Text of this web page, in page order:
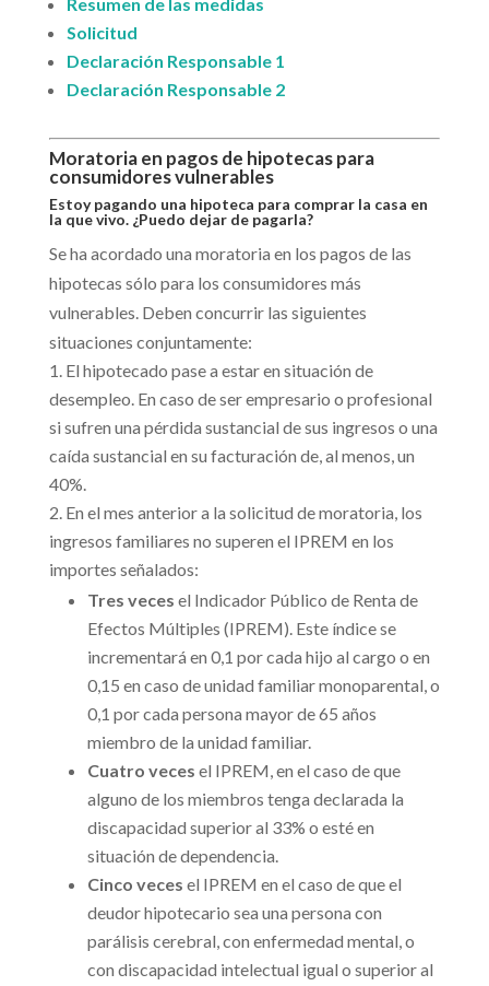
Solicitud
Declaración Responsable 1
Declaración Responsable 2
Moratoria en pagos de hipotecas para
consumidores vulnerables
Estoy pagando una hipoteca para comprar la casa en
la que vivo. ¿Puedo dejar de pagarla?
Se ha acordado una moratoria en los pagos de las
hipotecas sólo para los consumidores más
vulnerables. Deben concurrir las siguientes
situaciones conjuntamente:
­El hipotecado pase a estar en situación de
desempleo. En caso de ser empresario o profesional
si sufren una pérdida sustancial de sus ingresos o una
caída sustancial en su facturación de, al menos, un
40%.
En el mes anterior a la solicitud de moratoria, los
ingresos familiares no superen el IPREM en los
importes señalados:
Tres veces el Indicador Público de Renta de
Efectos Múltiples (IPREM). Este índice se
incrementará en 0,1 por cada hijo al cargo o en
0,15 en caso de unidad familiar monoparental, o
0,1 por cada persona mayor de 65 años
miembro de la unidad familiar.
Cuatro veces el IPREM, en el caso de que
alguno de los miembros tenga declarada la
discapacidad superior al 33% o esté en
situación de dependencia.
Cinco veces el IPREM en el caso de que el
deudor hipotecario sea una persona con
parálisis cerebral, con enfermedad mental, o
con discapacidad intelectual igual o superior al